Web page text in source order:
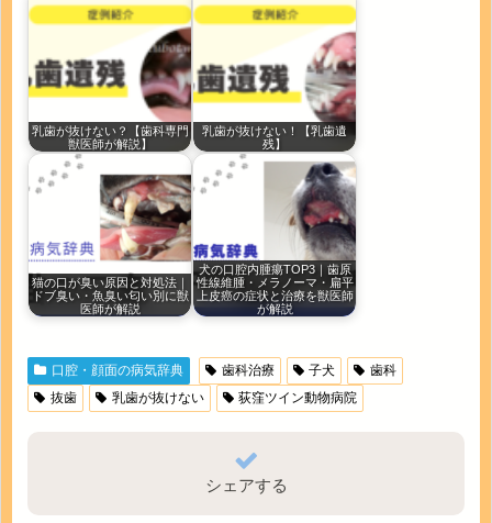
乳歯が抜けない？【歯科専門
獣医師が解説】
乳歯が抜けない！【乳歯遺
残】
猫の口が臭い原因と対処法｜
ドブ臭い・魚臭い匂い別に獣
医師が解説
犬の口腔内腫瘍TOP3｜歯原
性線維腫・メラノーマ・扁平
上皮癌の症状と治療を獣医師
が解説
口腔・顔面の病気辞典 歯科治療 子犬
歯科
抜歯
乳歯が抜けない 荻窪ツイン動物病院
シェアする